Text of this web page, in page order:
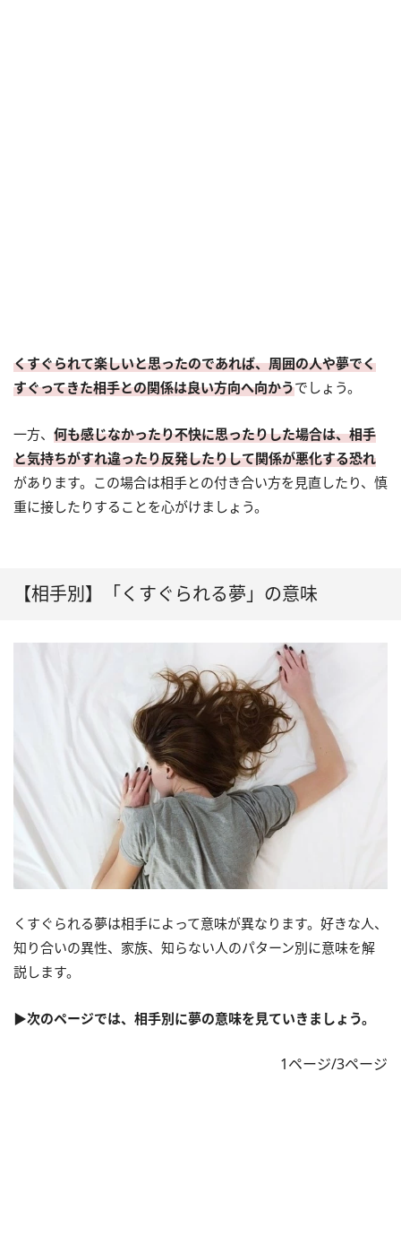
くすぐられて楽しいと思ったのであれば、周囲の人や夢でく
すぐってきた相手との関係は良い方向へ向かうでしょう。
一方、 何も感じなかったり不快に思ったりした場合は、相手
と気持ちがすれ違ったり反発したりして関係が悪化する恐れ
があります。この場合は相手との付き合い方を見直したり、慎
重に接したりすることを心がけましょう。
【相手別】「くすぐられる夢」の意味
くすぐられる夢は相手によって意味が異なります。好きな人、
知り合いの異性、家族、知らない人のパターン別に意味を解
説します。
▶次のページでは、相手別に夢の意味を見ていきましょう。
1ページ/3ページ